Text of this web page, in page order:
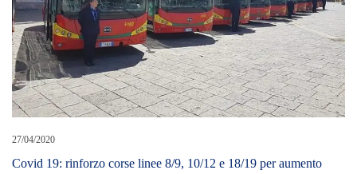
27/04/2020
Covid 19: rinforzo corse linee 8/9, 10/12 e 18/19 per aumento